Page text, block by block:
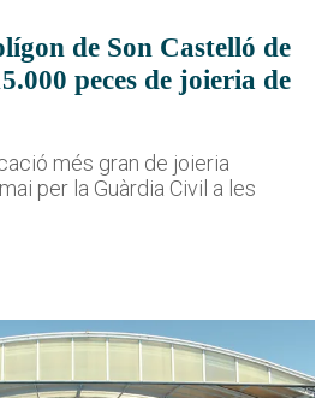
de Son Castelló de
peces de joieria de
més gran de joieria
per la Guàrdia Civil a les